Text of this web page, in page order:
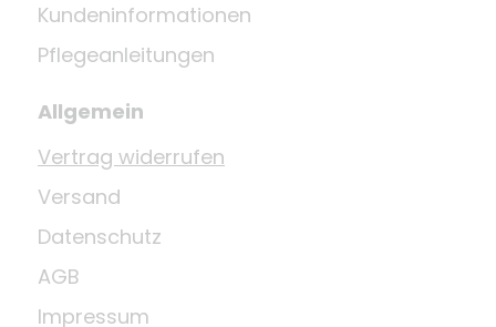
Kundeninformationen
Pflegeanleitungen
Allgemein
Vertrag widerrufen
Versand
Datenschutz
AGB
Impressum